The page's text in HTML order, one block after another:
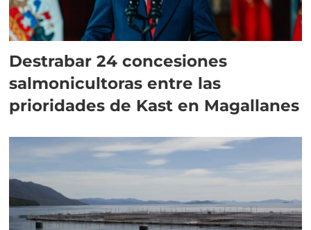
Destrabar 24 concesiones
salmonicultoras entre las
prioridades de Kast en Magallanes